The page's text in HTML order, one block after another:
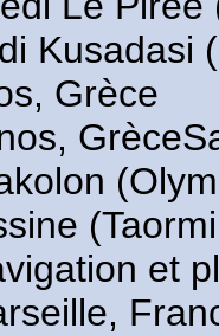
Kusadasi
Grèce
et